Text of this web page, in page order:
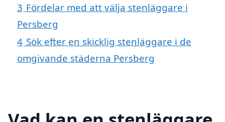
3 Fördelar med att välja stenläggare i
Persberg
4 Sök efter en skicklig stenläggare i de
omgivande städerna Persberg